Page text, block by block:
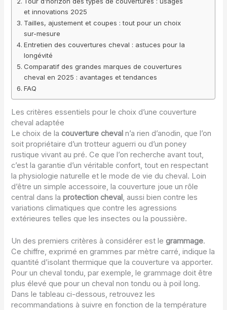
et innovations 2025
Tailles, ajustement et coupes : tout pour un choix
sur-mesure
Entretien des couvertures cheval : astuces pour la
longévité
Comparatif des grandes marques de couvertures
cheval en 2025 : avantages et tendances
FAQ
Les critères essentiels pour le choix d’une couverture
cheval adaptée
Le choix de lacouverture cheval n’a rien d’anodin, que l’on
soit propriétaire d’un trotteur aguerri ou d’un poney
rustique vivant au pré. Ce que l’on recherche avant tout,
c’est la garantie d’un véritable confort, tout en respectant
la physiologie naturelle et le mode de vie du cheval. Loin
d’être un simple accessoire, la couverture joue un rôle
central dans laprotection cheval, aussi bien contre les
variations climatiques que contre les agressions
extérieures telles que les insectes ou la poussière.
Un des premiers critères à considérer est legrammage.
Ce chiffre, exprimé en grammes par mètre carré, indique la
quantité d’isolant thermique que la couverture va apporter.
Pour un cheval tondu, par exemple, le grammage doit être
plus élevé que pour un cheval non tondu ou à poil long.
Dans le tableau ci-dessous, retrouvez les
recommandations à suivre en fonction de la température